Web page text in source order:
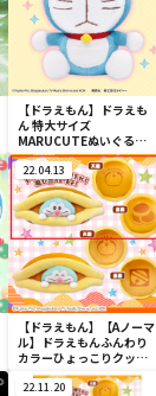
【ドラえもん】ドラえも
ん 特大サイズ
MARUCUTEぬいぐるみ
vol.2
22.04.13
【ドラえもん】【Aノーマ
ル】ドラえもんふんわり
カラーひょっこりクッシ
ョン
22.11.20